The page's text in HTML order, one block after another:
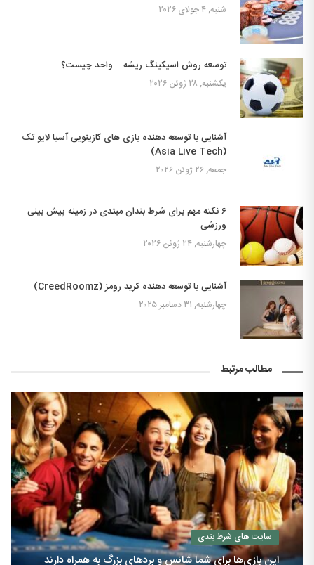
شنبه, ۴ جولای ۲۰۲۶
توسعه روش اسیکینگ ریشه – واحد چیست؟
یکشنبه, ۲۸ ژوئن ۲۰۲۶
آشنایی با توسعه دهنده بازی های کازینویی آسیا لایو تک
(Asia Live Tech)
جمعه, ۲۶ ژوئن ۲۰۲۶
۶ نکته مهم برای شرط بندان مبتدی در زمینه پیش بینی
ورزشی
چهارشنبه, ۲۴ ژوئن ۲۰۲۶
آشنایی با توسعه دهنده کرید رومز (CreedRoomz)
چهارشنبه, ۳۱ دسامبر ۲۰۲۵
مطالب مرتبط
سایت های شرط بندی
این بازی‌ها برای شما شانس و بردهای بزرگ به همراه دارند